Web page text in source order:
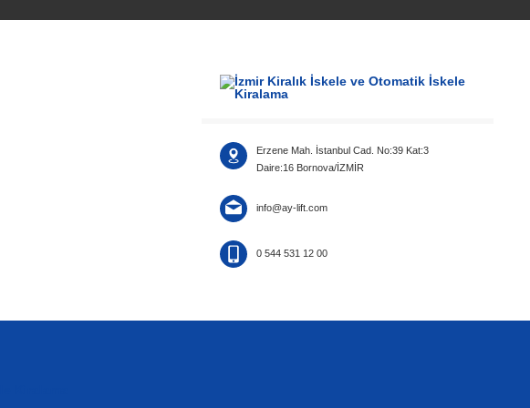
Erzene Mah. İstanbul Cad. No:39 Kat:3
Daire:16 Bornova/İZMİR
info@ay-lift.com
0 544 531 12 00